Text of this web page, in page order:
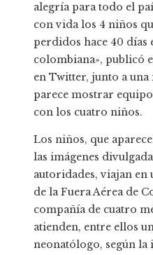
alegría para todo el
con vida los 4 niños
perdidos hace 40 días
colombiana», publicó
en Twitter, junto a una
parece mostrar
con los cuatro niños.
Los niños, que
las imágenes
autoridades, viajan en
de la Fuera Aérea de
compañía de cuatro
atienden, entre ellos
neonatólogo, según la